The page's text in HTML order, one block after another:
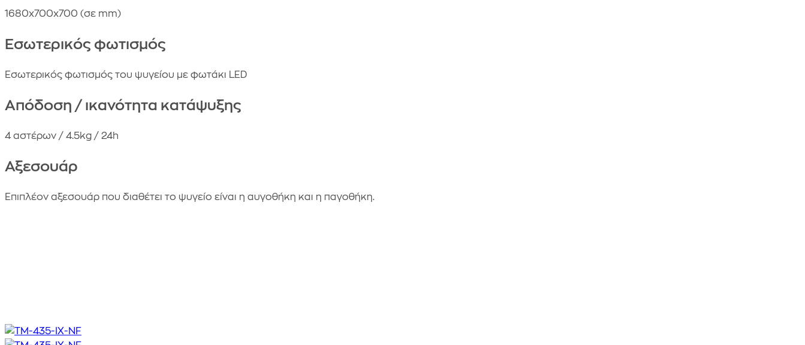
1680x700x700 (σε mm)
Εσωτερικός φωτισμός
Εσωτερικός φωτισμός του ψυγείου με φωτάκι LED
Απόδοση / ικανότητα κατάψυξης
4 αστέρων / 4.5kg / 24h
Αξεσουάρ
Επιπλέον αξεσουάρ που διαθέτει το ψυγείο είναι η αυγοθήκη και η παγοθήκη.
Εικόνα